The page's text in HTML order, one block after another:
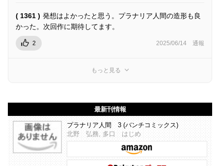
( 1361 ) 発想はよかったと思う。プラナリア人間の造形も良
かった。次回作に期待してます。
2 2025/06/14 通報
もっと見る
最新刊情報
プラナリア人間 3 (バンチコミックス)
北野 弘務, 多口 はじめ